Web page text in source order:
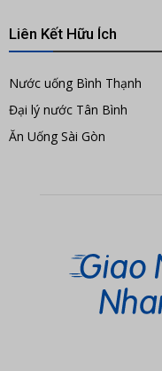
Liên Kết Hữu Ích
Nước uống Bình Thạnh
Đại lý nước Tân Bình
Ăn Uống Sài Gòn